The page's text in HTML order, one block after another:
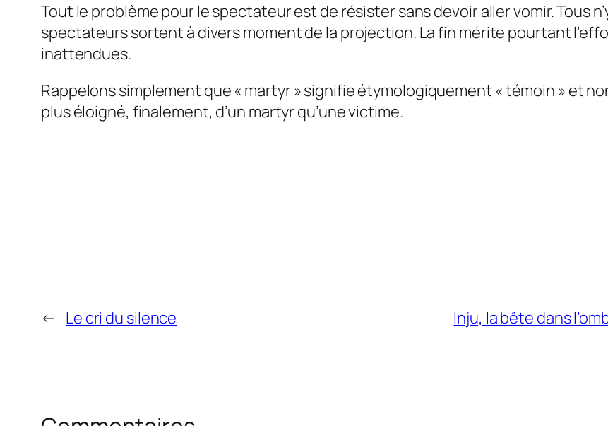
Tout le problème pour le spectateur est de résister sans devoir aller vomir. Tous
spectateurs sortent à divers moment de la projection. La fin mérite pourtant
inattendues.
Rappelons simplement que « martyr » signifie étymologiquement « témoin » et
plus éloigné, finalement, d’un martyr qu’une victime.
← Le cri du silence Inju, la bête dans